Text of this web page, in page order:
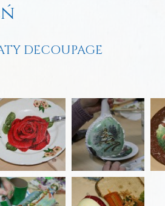
DECOUPAGE